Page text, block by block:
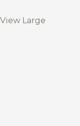
View Large